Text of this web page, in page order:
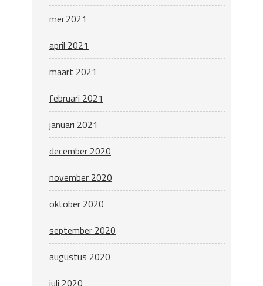
mei 2021
april 2021
maart 2021
februari 2021
januari 2021
december 2020
november 2020
oktober 2020
september 2020
augustus 2020
juli 2020